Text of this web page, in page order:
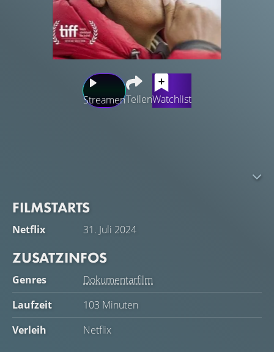
StreamenTeilenWatchlist
und die erste nepalesische Frau wurde, die den Everest
auswanderte, als alleinerziehende Mutter Kinder großzog
FILMSTARTS
Netflix 31. Juli 2024
ZUSATZINFOS
Genres
Dokumentarfilm
Laufzeit
103 Minuten
Verleih
Netflix